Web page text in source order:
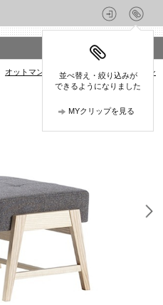
並べ替え・絞り込みが
できるようになりました
MYクリップを見る
オットマン AJIM(アジム)のオットマン